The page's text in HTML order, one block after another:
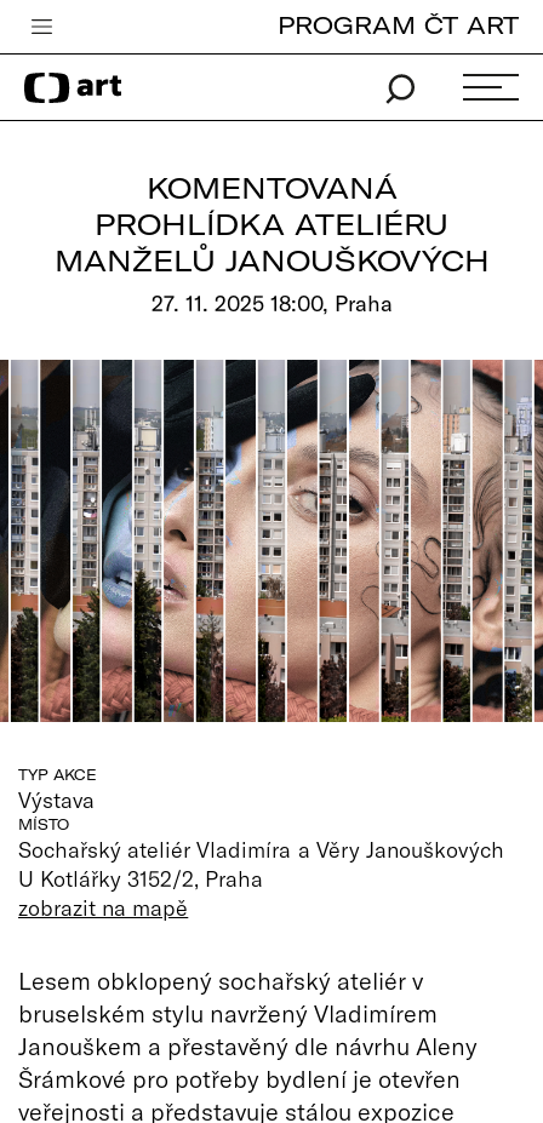
Česká televize
Zpravodajství
TV program
edu
Vše o ČT
PROGRAM ČT ART
KOMENTOVANÁ
PROHLÍDKA ATELIÉRU
MANŽELŮ JANOUŠKOVÝCH
27. 11. 2025 18:00, Praha
TYP AKCE
Výstava
MÍSTO
Sochařský ateliér Vladimíra a Věry Janouškových
U Kotlářky 3152/2, Praha
zobrazit na mapě
Lesem obklopený sochařský ateliér v
bruselském stylu navržený Vladimírem
Janouškem a přestavěný dle návrhu Aleny
Šrámkové pro potřeby bydlení je otevřen
veřejnosti a představuje stálou expozice